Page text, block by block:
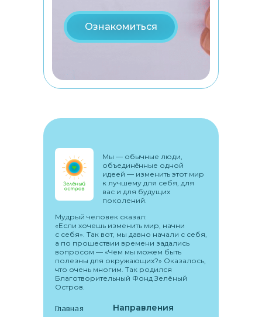
Ознакомиться
Мы –– обычные люди,
объединëнные одной
идеей –– изменить этот мир
к лучшему для себя, для
вас и для будущих
поколений.
Мудрый человек сказал:
«Если хочешь изменить мир, начни
с себя». Так вот, мы давно начали с себя,
а по прошествии времени задались
вопросом –– «Чем мы можем быть
полезны для окружающих?» Оказалось,
что очень многим. Так родился
Благотворительный Фонд Зелёный
Остров.
Главная
Направления